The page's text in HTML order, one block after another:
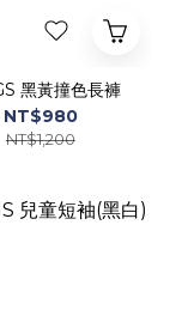
黑黃撞色長褲
NT$980
NT$1,200